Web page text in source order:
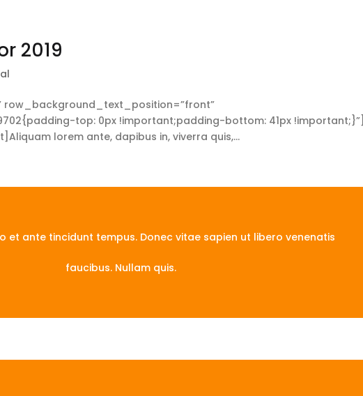
2019
row_background_text_position=”front”
top: 0px !important;padding-bottom: 41px !important;}”]
lorem ante, dapibus in, viverra quis,...
et ante tincidunt tempus. Donec vitae sapien ut libero venenatis
faucibus. Nullam quis.